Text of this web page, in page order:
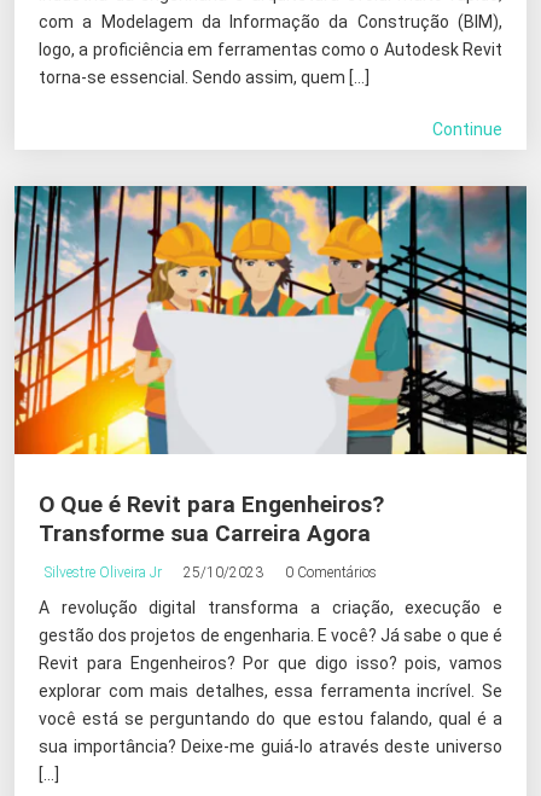
com a Modelagem da Informação da Construção (BIM),
logo, a proficiência em ferramentas como o Autodesk Revit
torna-se essencial. Sendo assim, quem […]
Continue
O Que é Revit para Engenheiros?
Transforme sua Carreira Agora
Silvestre Oliveira Jr 25/10/2023 0 Comentários
A revolução digital transforma a criação, execução e
gestão dos projetos de engenharia. E você? Já sabe o que é
Revit para Engenheiros? Por que digo isso? pois, vamos
explorar com mais detalhes, essa ferramenta incrível. Se
você está se perguntando do que estou falando, qual é a
sua importância? Deixe-me guiá-lo através deste universo
[…]